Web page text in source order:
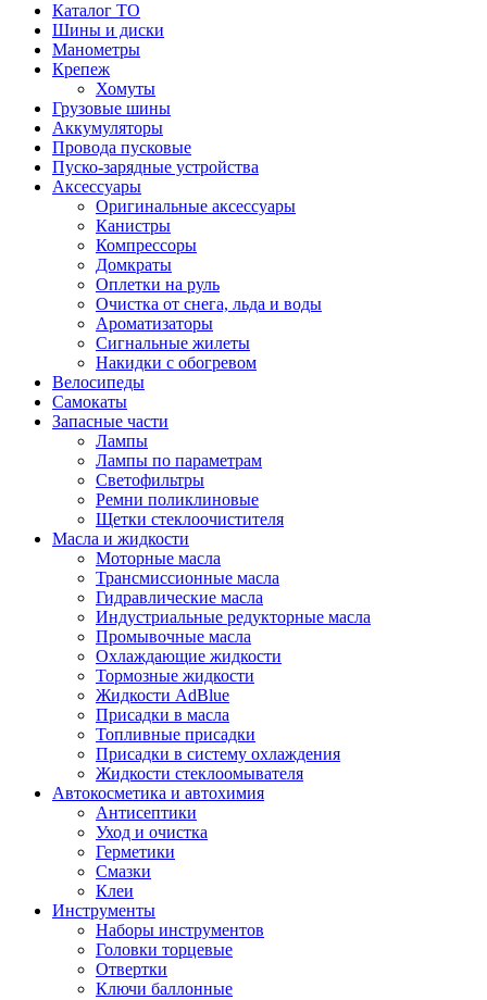
Каталог ТО
Шины и диски
Манометры
Крепеж
Хомуты
Грузовые шины
Аккумуляторы
Провода пусковые
Пуско-зарядные устройства
Аксессуары
Оригинальные аксессуары
Канистры
Компрессоры
Домкраты
Оплетки на руль
Очистка от снега, льда и воды
Ароматизаторы
Сигнальные жилеты
Накидки с обогревом
Велосипеды
Самокаты
Запасные части
Лампы
Лампы по параметрам
Светофильтры
Ремни поликлиновые
Щетки стеклоочистителя
Масла и жидкости
Моторные масла
Трансмиссионные масла
Гидравлические масла
Индустриальные редукторные масла
Промывочные масла
Охлаждающие жидкости
Тормозные жидкости
Жидкости AdBlue
Присадки в масла
Топливные присадки
Присадки в систему охлаждения
Жидкости стеклоомывателя
Автокосметика и автохимия
Антисептики
Уход и очистка
Герметики
Смазки
Клеи
Инструменты
Наборы инструментов
Головки торцевые
Отвертки
Ключи баллонные